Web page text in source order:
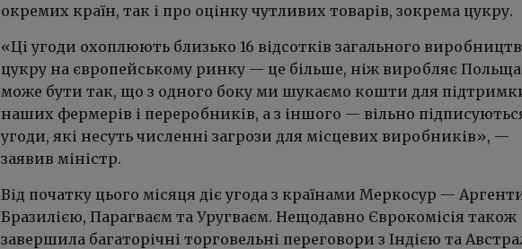
окремих країн, так і про оцінку чутливих товарів, зокрема цукру.
«Ці угоди охоплюють близько 16 відсотків загального
цукру на європейському ринку — це більше, ніж виробляє
може бути так, що з одного боку ми шукаємо кошти для
наших фермерів і переробників, а з іншого — вільно
угоди, які несуть численні загрози для місцевих виробників», —
заявив міністр.
Від початку цього місяця діє угода з країнами Меркосур —
Бразилією, Парагваєм та Уругваєм. Нещодавно Єврокомісія також
завершила багаторічні торговельні переговори з Індією та